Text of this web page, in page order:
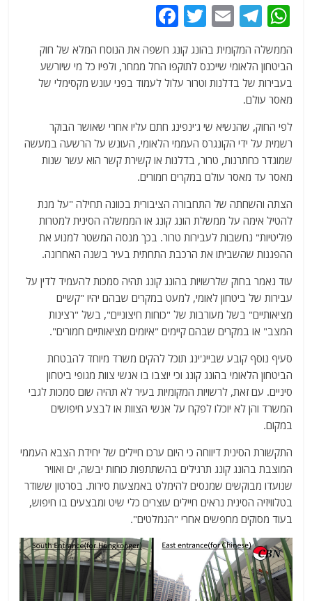
W
h
at
s
A
p
p
T
e
g
m
E
ai
l
T
itt
er
c
e
o
o
k
הממשלה המקומית בהונג קונג חשפה את הנוסח המלא של חוק
הביטחון הלאומי שייכנס לתוקפו החל ממחר, ולפיו כל מי שיורשע
בעבירות של בדלנות וטרור עלול לעמוד בפני עונש מקסימלי של
מאסר עולם.
לפי החוק, שהנשיא שי ג'ינפינג חתם עליו אחרי שאושר הבוקר
רשמית על ידי הקונגרס העממי הלאומי, העונש על הרשעה במעשה
שמוגדר כחתרנות, טרור, בדלנות או קשירת קשר הוא עשר שנות
מאסר עד מאסר עולם במקרים חמורים.
הצתה והשחתה של התחבורה הציבורית בכוונה תחילה "על מנת
להטיל אימה על ממשלת הונג קונג או הממשלה הסינית למטרות
פוליטיות" נחשבות לעבירות טרור. בכך מנסה המשטר למנוע את
ההפגנות שהשביתו את הרכבת התחתית בעיר בשנה האחרונה.
עוד נאמר בחוק שלרשויות בהונג קונג תהיה סמכות להעמיד לדין על
עבירות של ביטחון לאומי, למעט במקרים שבהם יהיו "קשיים
מציאותיים" בשל מעורבות של "כוחות חיצוניים", בשל "רצינות
המצב" או במקרים שבהם קיימים "איומים מציאותיים חמורים".
סעיף נוסף קובע שבייג'ינג תוכל להקים משרד מיוחד להבטחת
הביטחון הלאומי בהונג קונג וכי יוצבו בו אנשי צוות מגופי ביטחון
סיניים. עם זאת, לרשויות המקומיות בעיר לא תהיה שום סמכות לגבי
המשרד והן לא יוכלו לפקח על אנשי הצוות או לבצע חיפושים
במקום.
התקשורת הסינית דיווחה כי היום ערכו חיילים של יחידת הצבא העממי
המוצבת בהונג קונג תרגילים בהשתתפות כוחות יבשה, ים ואוויר
שנועדו מבוקשים שמנסים להימלט באמצעות סירות. בסרטון ששודר
בטלוויזיה הסינית נראים חיילים עוצרים כלי שיט ומבצעים בו חיפוש,
בעוד מסוקים מחפשים אחרי "הנמלטים".